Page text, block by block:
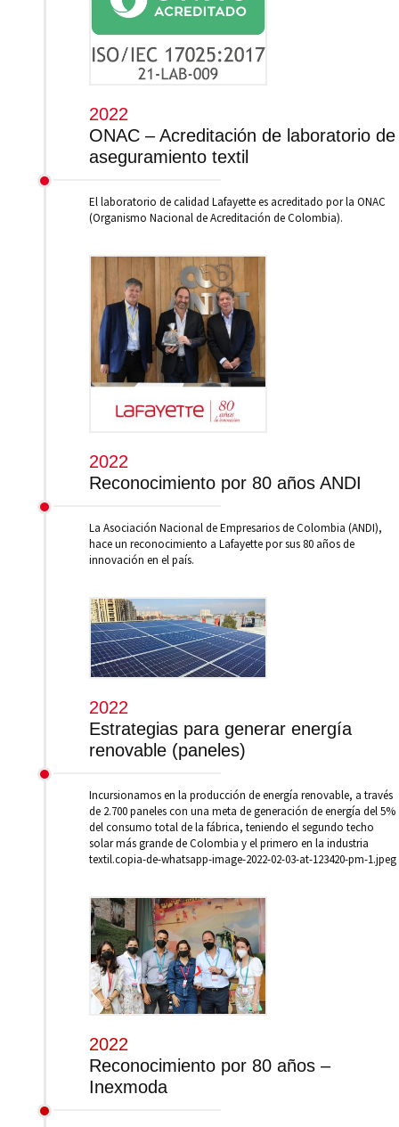
2022
ONAC – Acreditación de laboratorio de
aseguramiento textil
El laboratorio de calidad Lafayette es acreditado por la ONAC
(Organismo Nacional de Acreditación de Colombia).
2022
Reconocimiento por 80 años ANDI
La Asociación Nacional de Empresarios de Colombia (ANDI),
hace un reconocimiento a Lafayette por sus 80 años de
innovación en el país.
2022
Estrategias para generar energía
renovable (paneles)
Incursionamos en la producción de energía renovable, a través
de 2.700 paneles con una meta de generación de energía del 5%
del consumo total de la fábrica, teniendo el segundo techo
solar más grande de Colombia y el primero en la industria
textil.copia-de-whatsapp-image-2022-02-03-at-123420-pm-1.jpeg
2022
Reconocimiento por 80 años –
Inexmoda